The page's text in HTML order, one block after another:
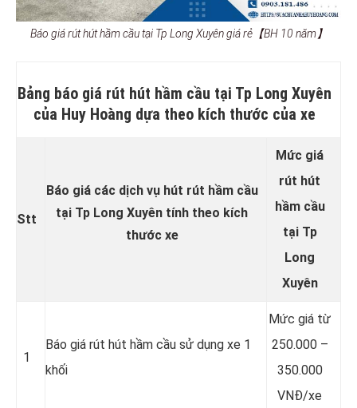
Báo giá rút hút hầm cầu tại Tp Long Xuyên giá rẻ【BH 10 năm】
Bảng báo giá rút hút hầm cầu tại Tp Long Xuyên
của Huy Hoàng dựa theo kích thước của xe
Stt
Báo giá các dịch vụ hút rút hầm cầu
tại Tp Long Xuyên tính theo kích
thước xe
Mức giá
rút hút
hầm cầu
tại Tp
Long
Xuyên
1
Báo giá rút hút hầm cầu sử dụng xe 1
khối
Mức giá từ
250.000 –
350.000
VNĐ/xe